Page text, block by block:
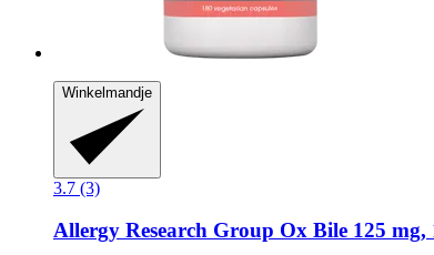
Winkelmandje
3.7 (3)
Allergy Research Group Ox Bile 125 mg,